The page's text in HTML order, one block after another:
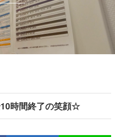
時間終了の笑顔☆